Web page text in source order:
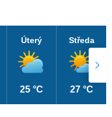
Úterý
25 °C
Středa
27 °C